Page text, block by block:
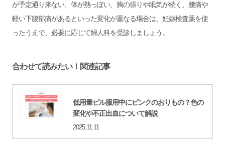
が予定通り来ない、体が熱っぽい、胸の張りや眠気が続く、腰痛や
軽い下腹部痛があるといった変化が重なる場合は、妊娠検査薬を使
ったうえで、必要に応じて婦人科を受診しましょう。
合わせて読みたい！関連記事
低用量ピル服用中にピンクのおりもの？色の
変化や不正出血について解説
2025.11.11